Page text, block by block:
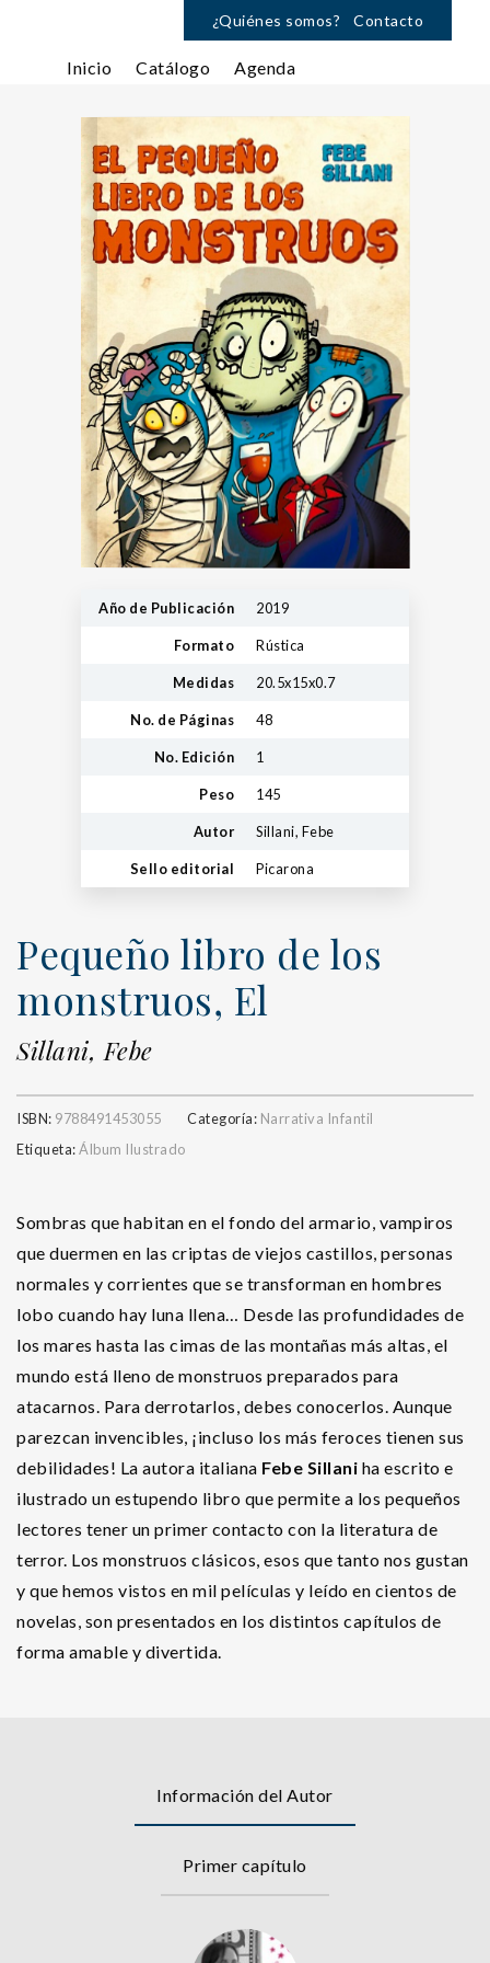
¿Quiénes somos? Contacto
Inicio Catálogo Agenda
Año de Publicación 2019
Formato Rústica
Medidas 20.5x15x0.7
No. de Páginas 48
No. Edición 1
Peso 145
Autor Sillani, Febe
Sello editorial Picarona
Pequeño libro de los
monstruos, El
Sillani, Febe
ISBN: 9788491453055 Categoría: Narrativa Infantil
Etiqueta:Álbum Ilustrado
Sombras que habitan en el fondo del armario, vampiros
que duermen en las criptas de viejos castillos, personas
normales y corrientes que se transforman en hombres
lobo cuando hay luna llena… Desde las profundidades de
los mares hasta las cimas de las montañas más altas, el
mundo está lleno de monstruos preparados para
atacarnos. Para derrotarlos, debes conocerlos. Aunque
parezcan invencibles, ¡incluso los más feroces tienen sus
debilidades! La autora italiana Febe Sillani ha escrito e
ilustrado un estupendo libro que permite a los pequeños
lectores tener un primer contacto con la literatura de
terror. Los monstruos clásicos, esos que tanto nos gustan
y que hemos vistos en mil películas y leído en cientos de
novelas, son presentados en los distintos capítulos de
forma amable y divertida.
Información del Autor
Primer capítulo